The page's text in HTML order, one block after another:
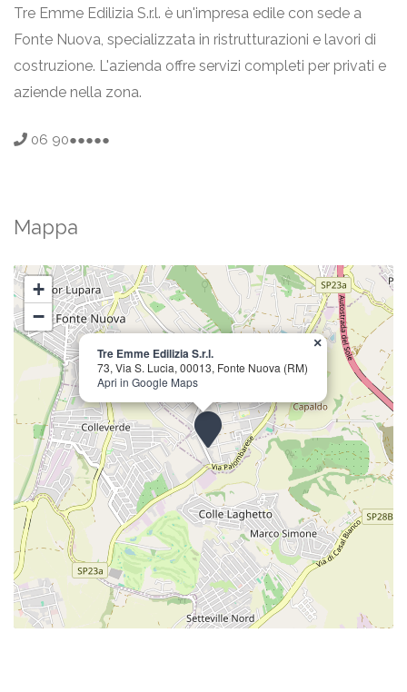
Tre Emme Edilizia S.r.l. è un'impresa edile con sede a
Fonte Nuova, specializzata in ristrutturazioni e lavori di
costruzione. L'azienda offre servizi completi per privati e
aziende nella zona.
06 90●●●●●
Mappa
Tre Emme Edilizia S.r.l.
73, Via S. Lucia, 00013, Fonte Nuova (RM)
Apri in Google Maps
×
+
−